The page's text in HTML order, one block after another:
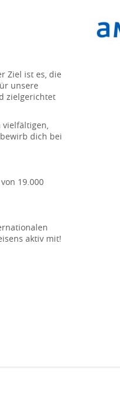
Ziel ist es, die
unsere
zielgerichtet
vielfältigen,
dich bei
19.000
aktiv mit!